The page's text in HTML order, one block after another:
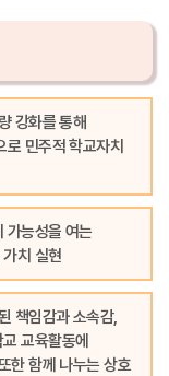
강화를 통해
민주적 학교자치
가능성을 여는
치 실현
책임감과 소속감,
교육활동에
한 함께 나누는 상호